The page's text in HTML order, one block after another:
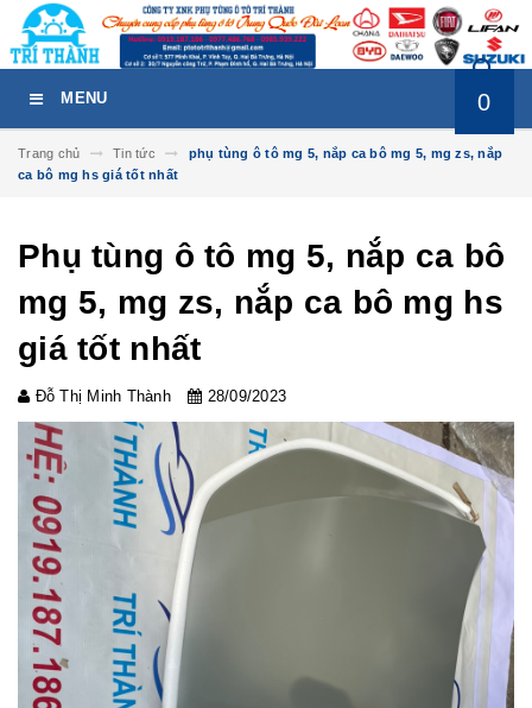
MENU 0
Trang chủ Tin tức
phụ tùng ô tô mg 5, nắp ca bô mg 5, mg zs, nắp
ca bô mg hs giá tốt nhất
Phụ tùng ô tô mg 5, nắp ca bô
mg 5, mg zs, nắp ca bô mg hs
giá tốt nhất
Đỗ Thị Minh Thành 28/09/2023